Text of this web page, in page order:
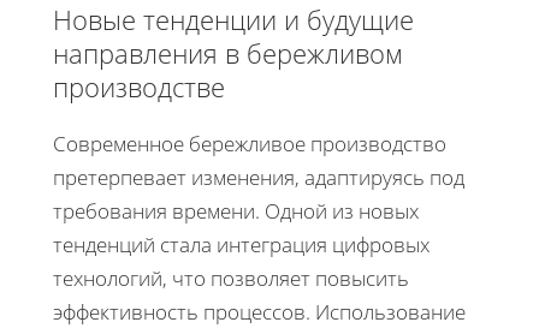
Новые тенденции и будущие
направления в бережливом
производстве
Современное бережливое производство
претерпевает изменения, адаптируясь под
требования времени. Одной из новых
тенденций стала интеграция цифровых
технологий, что позволяет повысить
эффективность процессов. Использование